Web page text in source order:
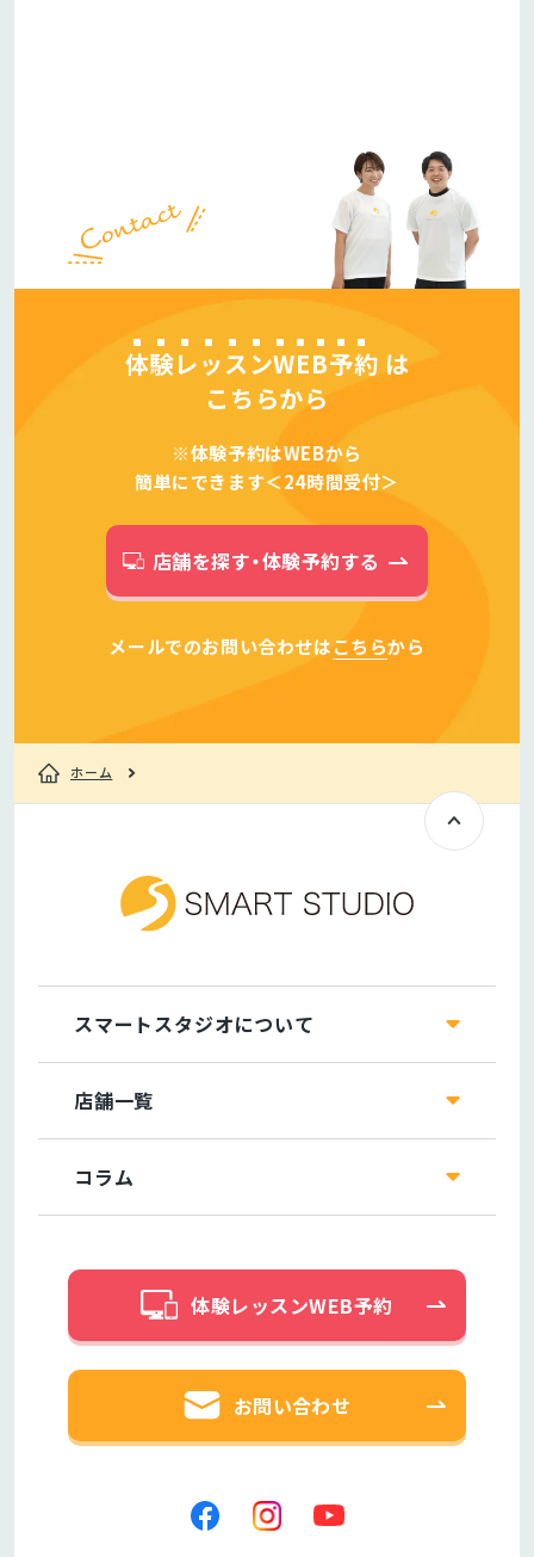
体験レッスンWEB予約 は
こちらから
※体験予約はWEBから
簡単にできます＜24時間受付＞
店舗を探す・体験予約する
メールでのお問い合わせはこちらから
ホーム
スマートスタジオについて
店舗一覧
コラム
体験レッスンWEB予約
お問い合わせ